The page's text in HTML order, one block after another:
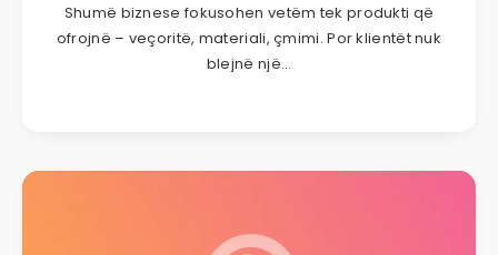
Shumë biznese fokusohen vetëm tek produkti që
ofrojnë – veçoritë, materiali, çmimi. Por klientët nuk
blejnë një…